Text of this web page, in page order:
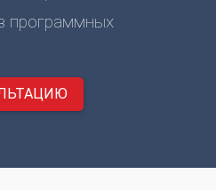
программных